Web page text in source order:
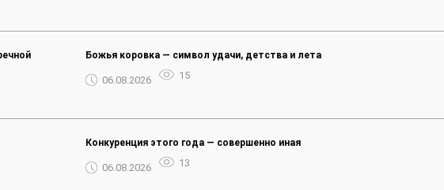
Божья коровка — символ удачи, детства и лета
06.08.2026 15
Конкуренция этого года — совершенно иная
06.08.2026 13